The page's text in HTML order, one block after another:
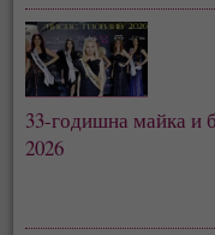
33-годишна майка и
2026